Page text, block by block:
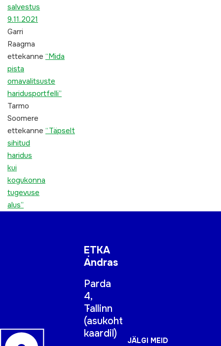
salvestus
9.11.2021
Garri
Raagma
ettekanne “Mida
pista
omavalitsuste
haridusportfelli”
Tarmo
Soomere
ettekanne “Täpselt
sihitud
haridus
kui
kogukonna
tugevuse
alus”
ETKA
Andras
Parda
4,
Tallinn
(asukoht
kaardil)
JÄLGI MEID